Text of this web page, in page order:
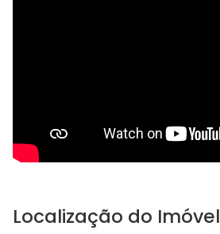
Localização do Imóvel